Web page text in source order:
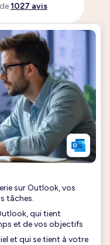
1027 avis
sur Outlook, vos
tâches.
qui tient
et de vos objectifs
et qui se tient à votre